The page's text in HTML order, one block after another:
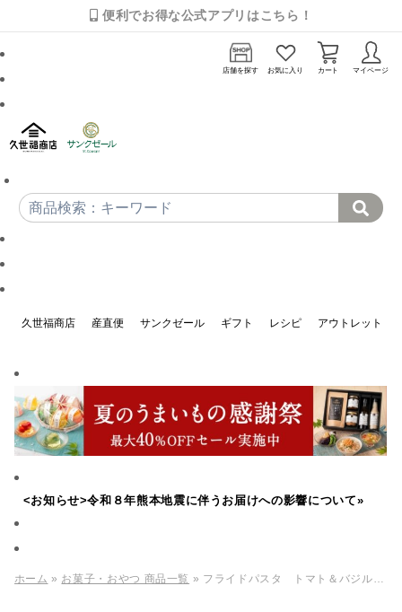
便利でお得な公式アプリはこちら！
店舗を探す お気に入り カート マイページ
久世福商店 産直便 サンクゼール ギフト レシピ アウトレット
<お知らせ>令和８年熊本地震に伴うお届けへの影響について»
ホーム » お菓子・おやつ 商品一覧 » フライドパスタ トマト＆バジル 40g